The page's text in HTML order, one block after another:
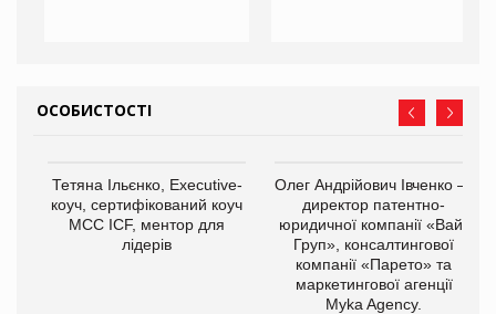
ОСОБИСТОСТІ
Тетяна Ільєнко, Executive-
коуч, сертифікований коуч
МСС ICF, ментор для
лідерів
Олег Андрійович Івченко —
директор патентно-
юридичної компанії «Вайз
Груп», консалтингової
компанії «Парето» та
маркетингової агенції
Myka Agency.